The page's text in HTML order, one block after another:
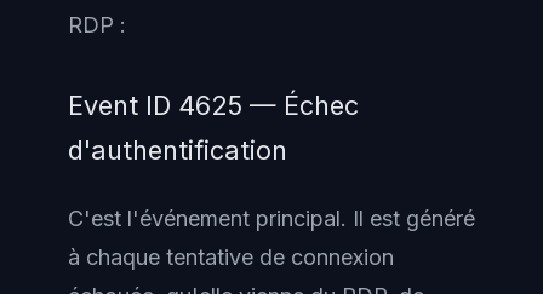
RDP :
Event ID 4625 — Échec
d'authentification
C'est l'événement principal. Il est généré
à chaque tentative de connexion